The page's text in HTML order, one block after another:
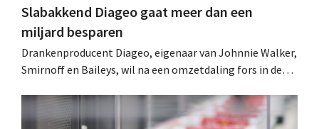
Slabakkend Diageo gaat meer dan een
miljard besparen
Drankenproducent Diageo, eigenaar van Johnnie Walker,
Smirnoff en Baileys, wil na een omzetdaling fors in de
andere Guiness en voorgemixte cocktails.